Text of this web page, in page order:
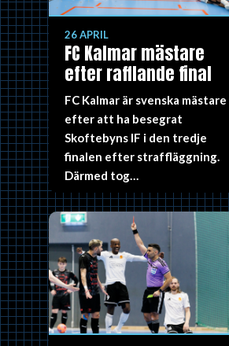
26 APRIL
FC Kalmar mästare
efter rafflande final
FC Kalmar är svenska mästare
efter att ha besegrat
Skoftebyns IF i den tredje
finalen efter straffläggning.
Därmed tog…